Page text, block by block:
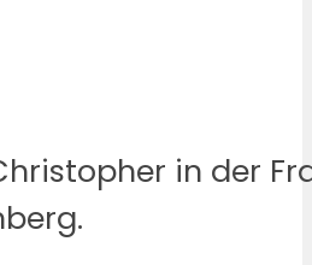
in der